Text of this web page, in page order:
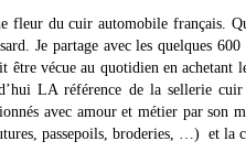
du cuir automobile français.
Je partage avec les quelques
vécue au quotidien en achetant
LA référence de la sellerie
avec amour et métier par son
passepoils, broderies, …) et la